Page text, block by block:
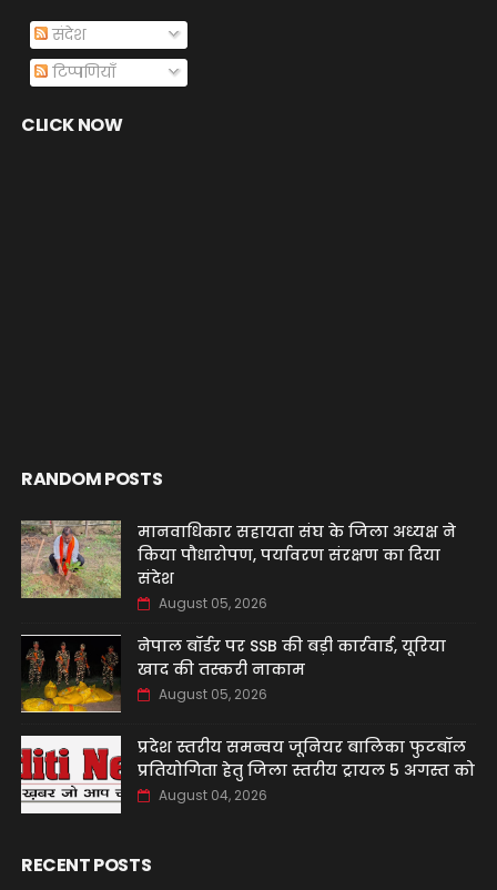
संदेश
टिप्पणियाँ
CLICK NOW
RANDOM POSTS
मानवाधिकार सहायता संघ के जिला अध्यक्ष ने
किया पौधारोपण, पर्यावरण संरक्षण का दिया
संदेश
August 05, 2026
नेपाल बॉर्डर पर SSB की बड़ी कार्रवाई, यूरिया
खाद की तस्करी नाकाम
August 05, 2026
प्रदेश स्तरीय समन्वय जूनियर बालिका फुटबॉल
प्रतियोगिता हेतु जिला स्तरीय ट्रायल 5 अगस्त को
August 04, 2026
RECENT POSTS